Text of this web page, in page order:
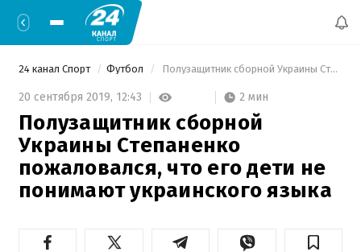
24 канал Спорт Футбол Полузащитник сборной Украины Степаненко пожаловался, что его дети не понимают украинского языка
20 сентября 2019, 12:43 2 мин
Полузащитник сборной
Украины Степаненко
пожаловался, что его дети не
понимают украинского языка